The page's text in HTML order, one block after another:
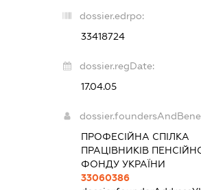
dossier.edrpo:
33418724
dossier.regDate:
17.04.05
ПРОФЕСІЙНА СПІЛКА
ПРАЦІВНИКІВ
ФОНДУ УКРАЇНИ
33060386